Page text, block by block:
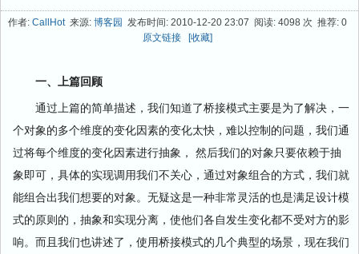
作者: CallHot来源: 博客园 发布时间: 2010-12-20 23:07 阅读: 4098 次 推荐: 0
原文链接
[收藏]
一、上篇回顾
通过上篇的简单描述，我们知道了桥接模式主要是为了解决，一
个对象的多个维度的变化因素的变化太快，难以控制的问题，我们通
过将每个维度的变化因素进行抽象， 然后我们的对象只要依赖于抽
象即可，具体的实现调用我们不关心，通过对象组合的方式，我们就
能组合出我们想要的对象。无疑这是一种非常灵活的也是满足设计模
式的原则的，抽象和实现分离，使他们各自发生变化都不受对方的影
响。而且我们也讲述了，使用桥接模式的几个典型的场景，现在我们